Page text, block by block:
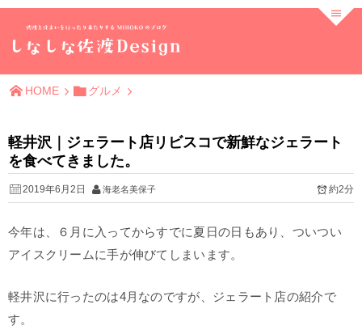
HOME グルメ
軽井沢｜ジェラート店リビスコで新鮮なジェラート
を食べてきました。
2019年6月2日 海老名美保子 約2分
今年は、６月に入ってからすでに夏日の日もあり、ついつい
アイスクリームに手が伸びてしまいます。
軽井沢に行ったのは4月なのですが、ジェラート店の紹介で
す。